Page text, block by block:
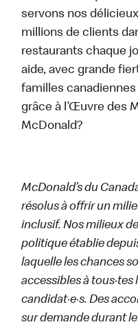
servons nos
millions de clients
restaurants chaque
aide, avec grande
familles
grâce à l’Œuvre des
McDonald?
McDonald’s du
résolus à offrir un
inclusif. Nos milieux
politique établie
laquelle les chances
accessibles à tous·tes
candidat·e·s. Des
sur demande durant